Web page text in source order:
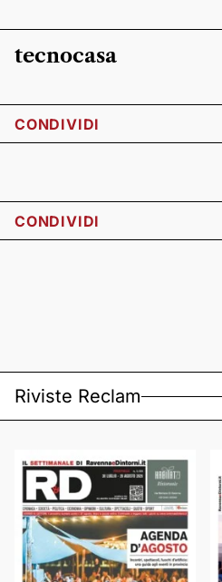
tecnocasa
CONDIVIDI
CONDIVIDI
Riviste Reclam